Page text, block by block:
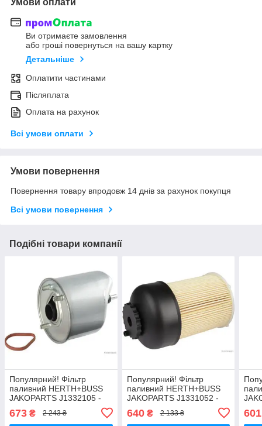
Ви отримаєте замовлення
або гроші повернуться на вашу картку
Детальніше
Оплатити частинами
Післяплата
Оплата на рахунок
Всі умови оплати
Умови повернення
Повернення товару впродовж 14 днів за рахунок покупця
Всі умови повернення
Подібні товари компанії
Популярний! Фільтр
паливний HERTH+BUSS
JAKOPARTS J1332105 -
Nukleon.com.ua
673 ₴ 2 243 ₴
Популярний! Фільтр
паливний HERTH+BUSS
JAKOPARTS J1331052 -
Nukleon.com.ua
640₴ 2 133 ₴ 601